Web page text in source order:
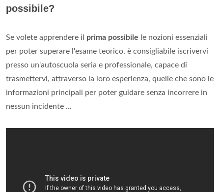
possibile?
Se volete apprendere il prima possibile le nozioni essenziali
per poter superare l'esame teorico, è consigliabile iscrivervi
presso un'autoscuola seria e professionale, capace di
trasmettervi, attraverso la loro esperienza, quelle che sono le
informazioni principali per poter guidare senza incorrere in
nessun incidente ...